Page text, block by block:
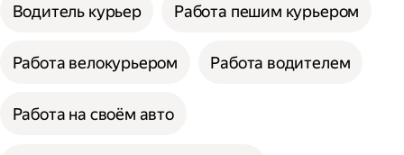
Водитель курьер Работа пешим курьером
Работа велокурьером Работа водителем
Работа на своём авто